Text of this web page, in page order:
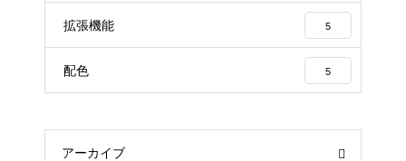
拡張機能 5
配色 5
アーカイブ